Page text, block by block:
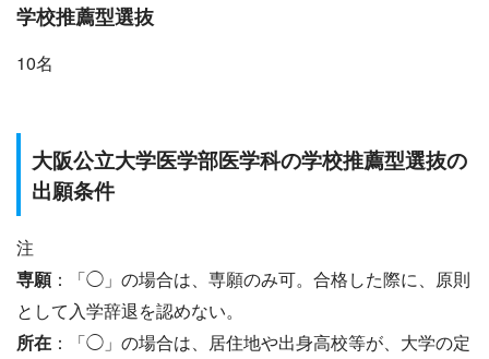
学校推薦型選抜
10名
大阪公立大学医学部医学科の学校推薦型選抜の
出願条件
注
専願：「◯」の場合は、専願のみ可。合格した際に、原則
として入学辞退を認めない。
所在 ：「◯」の場合は、居住地や出身高校等が、大学の定